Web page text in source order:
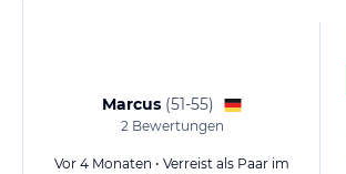
Marcus (51-55)
2Bewertungen
Vor 4 Monaten • Verreist als Paar im